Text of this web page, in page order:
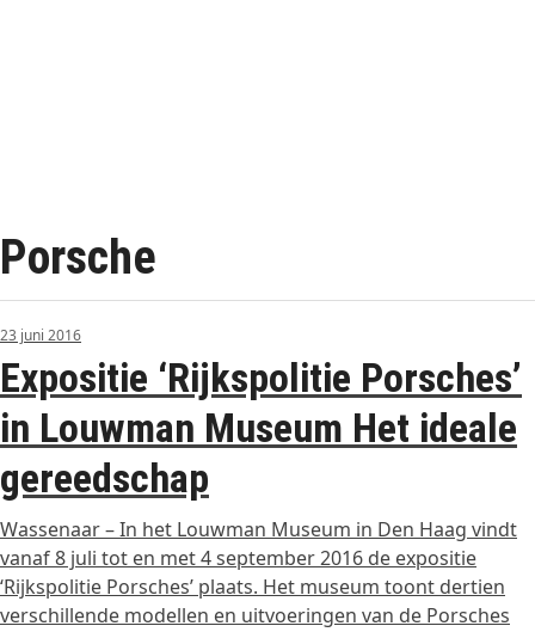
Porsche
23 juni 2016
Expositie ‘Rijkspolitie Porsches’
in Louwman Museum Het ideale
gereedschap
Wassenaar – In het Louwman Museum in Den Haag vindt
vanaf 8 juli tot en met 4 september 2016 de expositie
‘Rijkspolitie Porsches’ plaats. Het museum toont dertien
verschillende modellen en uitvoeringen van de Porsches